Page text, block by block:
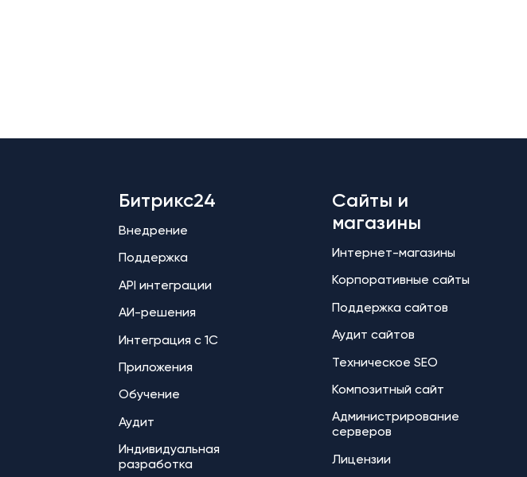
Битрикс24
Внедрение
Поддержка
API интеграции
АИ-решения
Интеграция с 1С
Приложения
Обучение
Аудит
Индивидуальная
разработка
Сайты и
магазины
Интернет-магазины
Корпоративные сайты
Поддержка сайтов
Аудит сайтов
Техническое SEO
Композитный сайт
Администрирование
серверов
Лицензии